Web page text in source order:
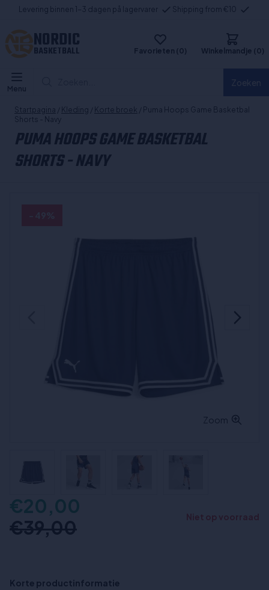
Levering binnen 1-3 dagen på lagervarer Shipping from €10
NORDIC
BASKETBALL Favorieten (0) Winkelmandje (0)
Menu
Startpagina / Kleding / Korte broek / Puma Hoops Game Basketbal
Shorts - Navy
PUMA HOOPS GAME BASKETBAL
SHORTS - NAVY
Zoom
€20,00
€39,00
Korte productinformatie